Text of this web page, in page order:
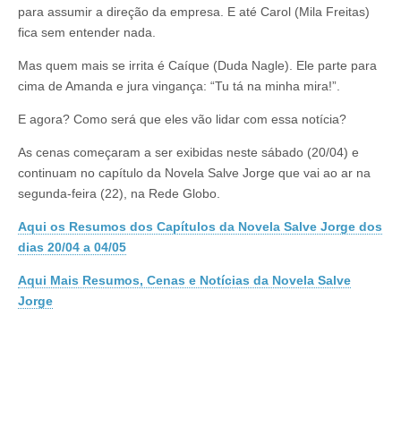
para assumir a direção da empresa. E até Carol (Mila Freitas)
fica sem entender nada.
Mas quem mais se irrita é Caíque (Duda Nagle). Ele parte para
cima de Amanda e jura vingança: “Tu tá na minha mira!”.
E agora? Como será que eles vão lidar com essa notícia?
As cenas começaram a ser exibidas neste sábado (20/04) e
continuam no capítulo da Novela Salve Jorge que vai ao ar na
segunda-feira (22), na Rede Globo.
Aqui os Resumos dos Capítulos da Novela Salve Jorge dos
dias 20/04 a 04/05
Aqui Mais Resumos, Cenas e Notícias da Novela Salve
Jorge